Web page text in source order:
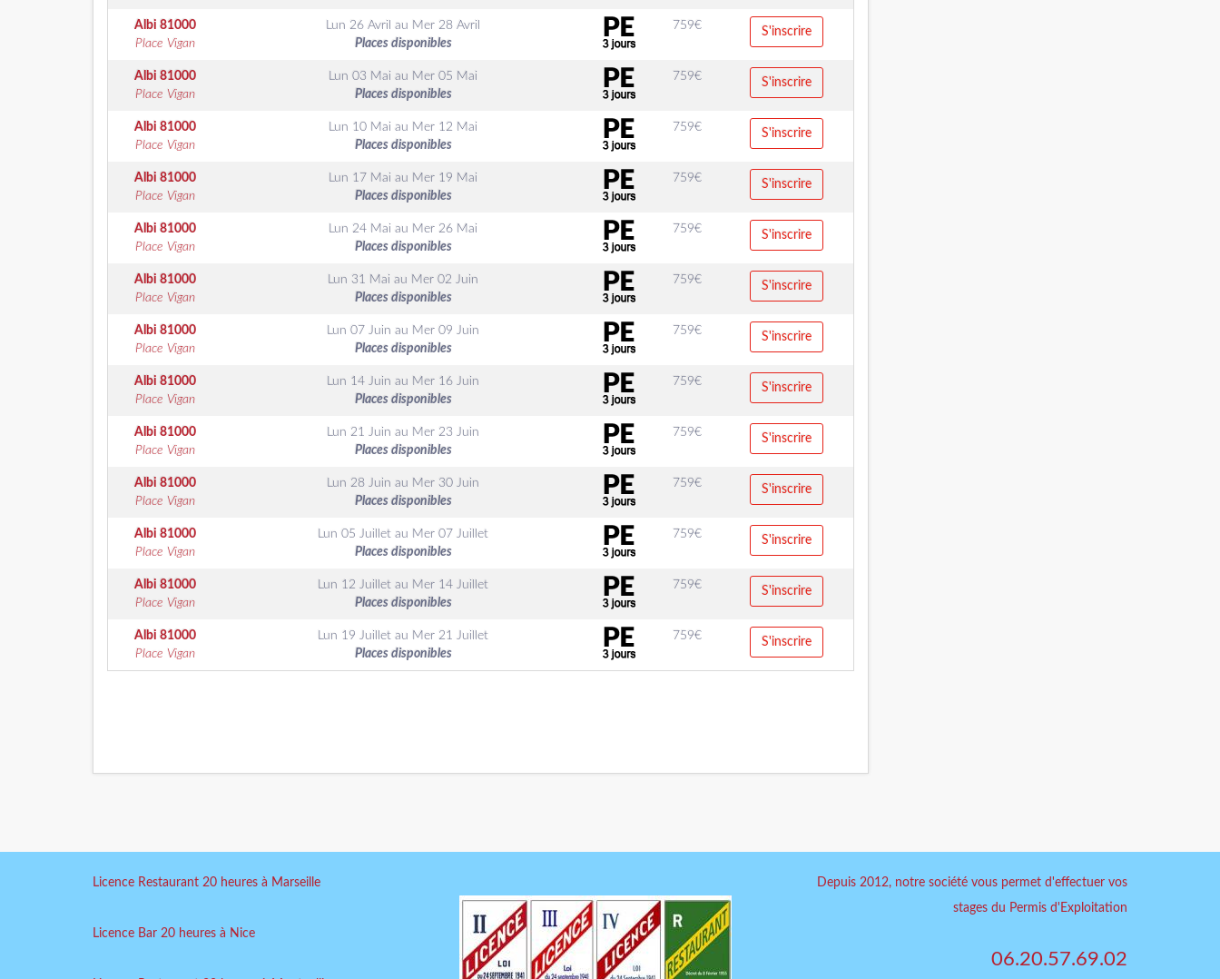
Albi 81000
Place Vigan
Lun 26 Avril au Mer 28 Avril
Places disponibles
759€ S'inscrire
Albi 81000
Place Vigan
Lun 03 Mai au Mer 05 Mai
Places disponibles
759€ S'inscrire
Albi 81000
Place Vigan
Lun 10 Mai au Mer 12 Mai
Places disponibles
759€ S'inscrire
Albi 81000
Place Vigan
Lun 17 Mai au Mer 19 Mai
Places disponibles
759€ S'inscrire
Albi 81000
Place Vigan
Lun 24 Mai au Mer 26 Mai
Places disponibles
759€ S'inscrire
Albi 81000
Place Vigan
Lun 31 Mai au Mer 02 Juin
Places disponibles
759€ S'inscrire
Albi 81000
Place Vigan
Lun 07 Juin au Mer 09 Juin
Places disponibles
759€ S'inscrire
Albi 81000
Place Vigan
Lun 14 Juin au Mer 16 Juin
Places disponibles
759€ S'inscrire
Albi 81000
Place Vigan
Lun 21 Juin au Mer 23 Juin
Places disponibles
759€ S'inscrire
Albi 81000
Place Vigan
Lun 28 Juin au Mer 30 Juin
Places disponibles
759€ S'inscrire
Albi 81000
Place Vigan
Lun 05 Juillet au Mer 07 Juillet
Places disponibles
759€ S'inscrire
Albi 81000
Place Vigan
Lun 12 Juillet au Mer 14 Juillet
Places disponibles
759€ S'inscrire
Albi 81000
Place Vigan
Lun 19 Juillet au Mer 21 Juillet
Places disponibles
759€ S'inscrire
Licence Restaurant 20 heures à Marseille
Licence Bar 20 heures à Nice
Depuis 2012, notre société vous permet d'effectuer vos
stages du Permis d'Exploitation
06.20.57.69.02